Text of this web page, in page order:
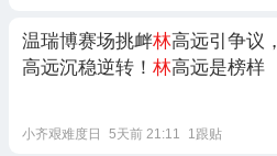
温瑞博赛场挑衅林高远引争议，
高远沉稳逆转！ 林高远是榜样
小齐艰难度日 5天前 21:11 1跟贴